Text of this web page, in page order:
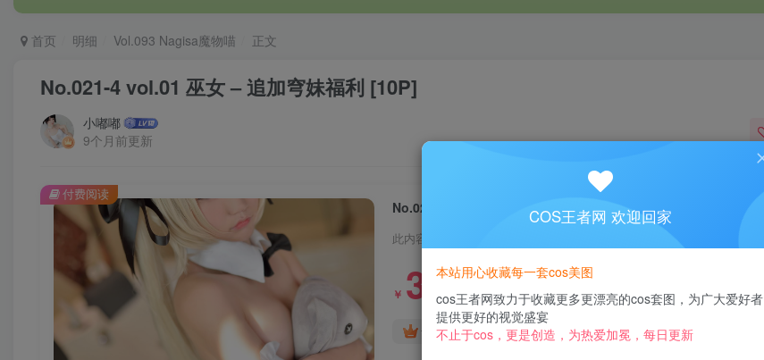
首页 明细 Vol.093 Nagisa魔物喵 正文
No.021-4 vol.01 巫女 – 追加穹妹福利 [10P]
小嘟嘟
9个月前更新
No.021-4 vol.01 巫女 – 追加穹妹福利 [10P]
此内容为付费阅读，请付费后查看
￥ 3
黄金会员免费 钻石会员免费
付费阅读
COS王者网 欢迎回家
本站用心收藏每一套cos美图
cos王者网致力于收藏更多更漂亮的cos套图，为广大爱好者
提供更好的视觉盛宴
不止于cos，更是创造，为热爱加冕，每日更新